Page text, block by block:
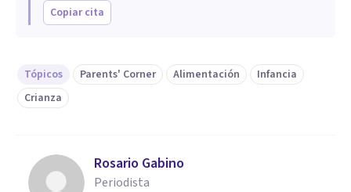
Copiar cita
Tópicos Parents' Corner Alimentación
Infancia
Crianza
Rosario Gabino
Periodista